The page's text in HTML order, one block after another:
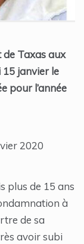
de Taxas aux
janvier le
pour l’année
2020
plus de 15 ans
à
de sa
avoir subi